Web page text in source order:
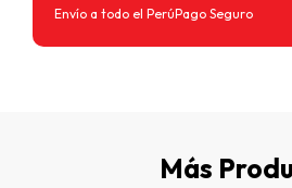
Envío a todo el PerúPago Seguro
Más